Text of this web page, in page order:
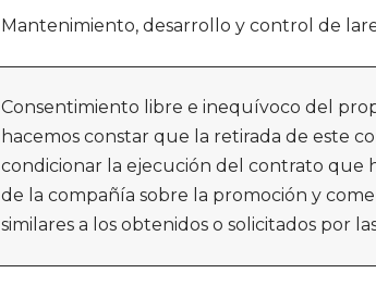
Mantenimiento, desarrollo y control de
Consentimiento libre e inequívoco del
hacemos constar que la retirada de este
condicionar la ejecución del contrato que
de la compañía sobre la promoción y
similares a los obtenidos o solicitados por